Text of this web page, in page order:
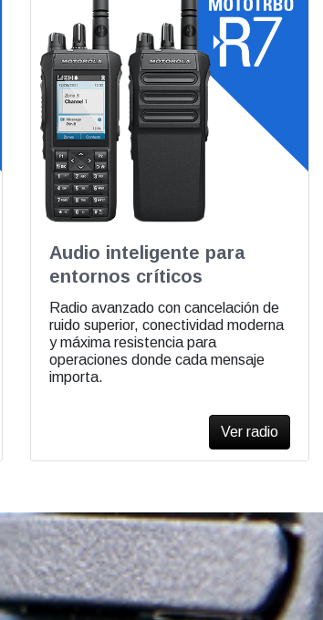
Audio inteligente para
entornos críticos
Radio avanzado con cancelación de
ruido superior, conectividad moderna
y máxima resistencia para
operaciones donde cada mensaje
importa.
Ver radio